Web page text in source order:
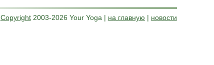
Copyright2003-2026 Your Yoga | на главную | новости